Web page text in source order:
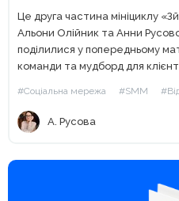
Це друга частина мініциклу
Альони Олійник та Анни
поділилися у попередньому
команди та мудборд для клієнта. Втім, навіть
#Соціальна мережа #SMM
А. Русова